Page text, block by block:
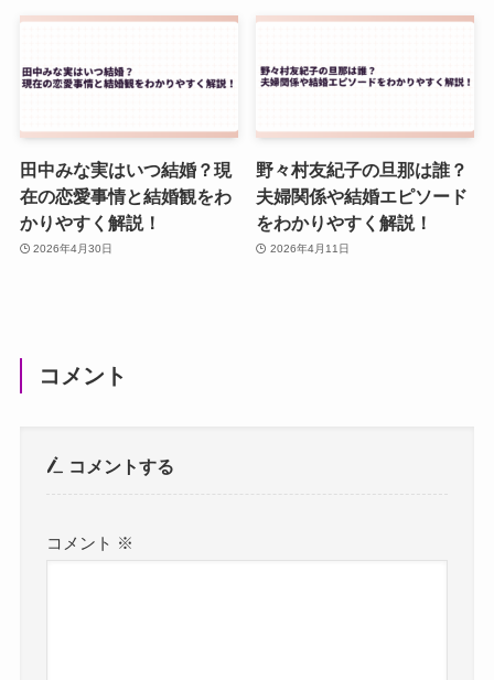
田中みな実はいつ結婚？現
在の恋愛事情と結婚観をわ
かりやすく解説！
2026年4月30日
野々村友紀子の旦那は誰？
夫婦関係や結婚エピソード
をわかりやすく解説！
2026年4月11日
コメント
コメントする
コメント ※